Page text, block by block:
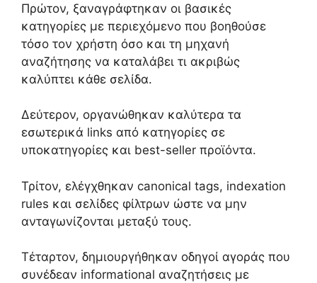
Πρώτον, ξαναγράφτηκαν οι βασικές
κατηγορίες με περιεχόμενο που βοηθούσε
τόσο τον χρήστη όσο και τη μηχανή
αναζήτησης να καταλάβει τι ακριβώς
καλύπτει κάθε σελίδα.
Δεύτερον, οργανώθηκαν καλύτερα τα
εσωτερικά links από κατηγορίες σε
υποκατηγορίες και best-seller προϊόντα.
Τρίτον, ελέγχθηκαν canonical tags, indexation
rules και σελίδες φίλτρων ώστε να μην
ανταγωνίζονται μεταξύ τους.
Τέταρτον, δημιουργήθηκαν οδηγοί αγοράς που
συνέδεαν informational αναζητήσεις με